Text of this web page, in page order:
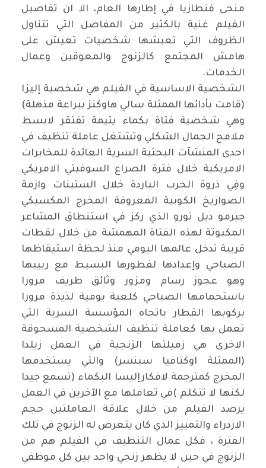
منحى فنطازيا في إطارها العام، الا ان تفاصيل
الفيلم غنية بالكثير من المفاصل التي تتناول
الظروف التي تعيشها شخصيات تعيش على
هامش المجتمع كالزنوج والمعوقين وعمال
الخدمات.
الشخصية الاساسية في الفيلم هي شخصية إليزا
(قامت بأدائها الممثلة سالي هاوكنز ببراعة مذهلة)
وهي شخصية فتاة بكماء يتيمة تفتقر لابسط
ملامح الجمال الشكلي وتشتغل عاملة تنظيف في
احدى المنشآت البحثية السرية العائدة للمخابرات
الامريكية خلال فترة الصراع السوفيتي الامريكي
وفِي ذروة الحرب الباردة خلال الستينات وازمة
الصواريخ الكوبية المعروفة المخرج المكسيكي
جيرمو ديل تورو الذي ركز في استنطاق المشاعر
المكبوتة لهذه الفتاة المهمشة من خلال لقطات
قريبة تدخل عالمها اليومي منذ لحظة استيقاظها
الصباحي وإعدادها لفطورها البسيط مع ربيبها
وهو عجوز رسام ومزور وثائق طريف مرورا
باستحمامها الصباحي كلعبة يومية لذيذة مرورا
بركوبها القطار باتجاه المؤسسة السرية التي
تعمل بها كعاملة تنظيف الشخصية المسحوقة
الاخرى هي زميلتها الزنجية في العمل زيلدا
(الممثلة اوكتافيا سبنسر) والتي يستخدمها
المخرج كمترجمة لافكارإليسا البكماء (تسمع جيدا
لكنها لا تتكلم )في تعاملها مع الآخرين في العمل
يرصد الفيلم من خلال علاقة العاملتين حجم
الازدراء والتمييز الذي كان يتعرض له الزنوج في تلك
الفترة ، فكل عمال التنظيف في الفيلم هم من
الزنوج في حين لا يظهر زنجي واحد بين كل موظفي